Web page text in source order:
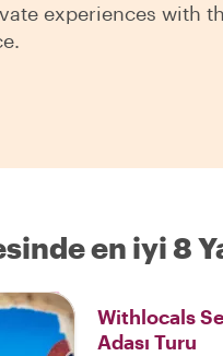
experiences with
en iyi 8
Withlocals
Adası Turu